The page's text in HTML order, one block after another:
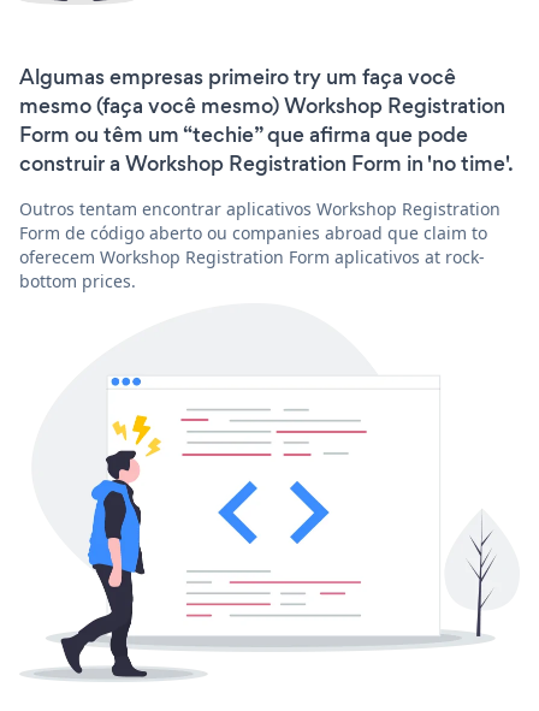
Algumas empresas primeiro try um faça você
mesmo (faça você mesmo) Workshop Registration
Form ou têm um “techie” que afirma que pode
construir a Workshop Registration Form in 'no time'.
Outros tentam encontrar aplicativos Workshop Registration
Form de código aberto ou companies abroad que claim to
oferecem Workshop Registration Form aplicativos at rock-
bottom prices.